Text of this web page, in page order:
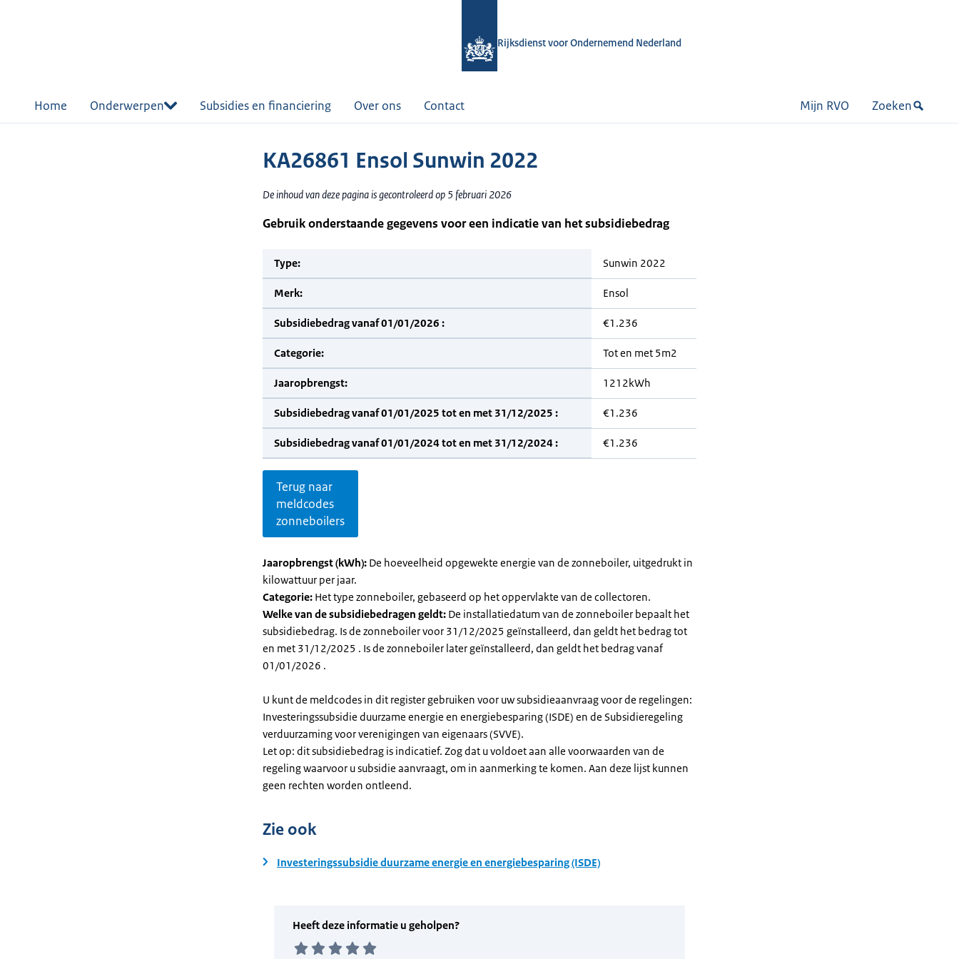
Rijksdienst voor Ondernemend Nederland
Home Onderwerpen Subsidies en financiering Over ons Contact Mijn RVO Zoeken
KA26861 Ensol Sunwin 2022
De inhoud van deze pagina is gecontroleerd op 5 februari 2026
Gebruik onderstaande gegevens voor een indicatie van het subsidiebedrag
Type: Sunwin 2022
Merk: Ensol
Subsidiebedrag vanaf 01/01/2026 : €1.236
Categorie: Tot en met 5m2
Jaaropbrengst: 1212kWh
Subsidiebedrag vanaf 01/01/2025 tot en met 31/12/2025 : €1.236
Subsidiebedrag vanaf 01/01/2024 tot en met 31/12/2024 : €1.236
Terug naar
meldcodes
zonneboilers
Jaaropbrengst (kWh): De hoeveelheid opgewekte energie van de zonneboiler, uitgedrukt in
kilowattuur per jaar.
Categorie: Het type zonneboiler, gebaseerd op het oppervlakte van de collectoren.
Welke van de subsidiebedragen geldt: De installatiedatum van de zonneboiler bepaalt het
subsidiebedrag. Is de zonneboiler voor 31/12/2025 geïnstalleerd, dan geldt het bedrag tot
en met 31/12/2025 . Is de zonneboiler later geïnstalleerd, dan geldt het bedrag vanaf
01/01/2026 .
U kunt de meldcodes in dit register gebruiken voor uw subsidieaanvraag voor de regelingen:
Investeringssubsidie duurzame energie en energiebesparing (ISDE) en de Subsidieregeling
verduurzaming voor verenigingen van eigenaars (SVVE).
Let op: dit subsidiebedrag is indicatief. Zog dat u voldoet aan alle voorwaarden van de
regeling waarvoor u subsidie aanvraagt, om in aanmerking te komen. Aan deze lijst kunnen
geen rechten worden ontleend.
Zie ook
Investeringssubsidie duurzame energie en energiebesparing (ISDE)